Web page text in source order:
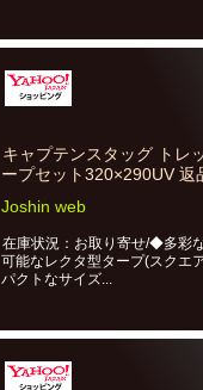
キャプテンスタッグ トレ
ープセット320×290UV 返
Joshin web
在庫状況：お取り寄せ/◆多彩
可能なレクタ型タープ(スクエ
パクトなサイズ...